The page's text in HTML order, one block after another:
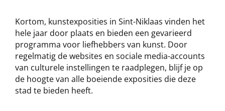
Kortom, kunstexposities in Sint-Niklaas vinden het
hele jaar door plaats en bieden een gevarieerd
programma voor liefhebbers van kunst. Door
regelmatig de websites en sociale media-accounts
van culturele instellingen te raadplegen, blijf je op
de hoogte van alle boeiende exposities die deze
stad te bieden heeft.